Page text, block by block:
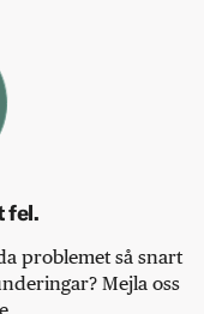
fel.
problemet så snart
Mejla oss